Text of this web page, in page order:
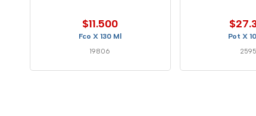
$11.500
Fco X 130 Ml
19806
Pot X